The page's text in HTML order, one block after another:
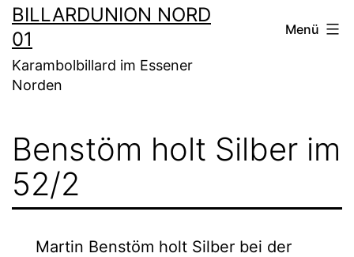
Zum
Inhalt
springen
BILLARDUNION NORD
01
Karambolbillard im Essener
Norden
Menü
Benstöm holt Silber im
52/2
Martin Benstöm holt Silber bei der